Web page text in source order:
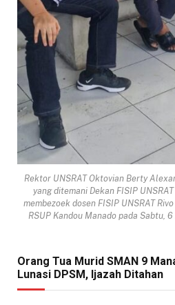
Rektor UNSRAT Oktovian Berty
yang ditemani Dekan FISIP
membezoek dosen FISIP UNSRAT
RSUP Kandou Manado pada Sabtu,
Orang Tua Murid SMAN 9
Lunasi DPSM, Ijazah Ditahan